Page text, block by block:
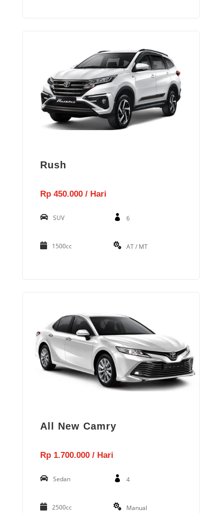
Rush
Rp 450.000 / Hari
SUV 6
1500cc AT / MT
All New Camry
Rp 1.700.000 / Hari
Sedan 4
2500cc Manual